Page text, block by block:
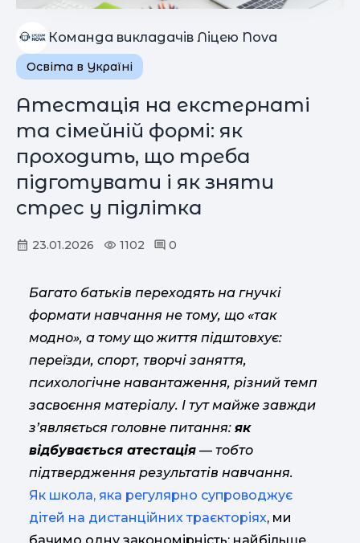
Команда викладачів Ліцею Nova
Освіта в Україні
Атестація на екстернаті
та сімейній формі: як
проходить, що треба
підготувати і як зняти
стрес у підлітка
23.01.2026 1102 0
Багато батьків переходять на гнучкі
формати навчання не тому, що «так
модно», а тому що життя підштовхує:
переїзди, спорт, творчі заняття,
психологічне навантаження, різний темп
засвоєння матеріалу. І тут майже завжди
з’являється головне питання: як
відбувається атестація — тобто
підтвердження результатів навчання.
Як школа, яка регулярно супроводжує
дітей на дистанційних траєкторіях, ми